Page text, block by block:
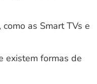
as Smart TVs e
existem formas de